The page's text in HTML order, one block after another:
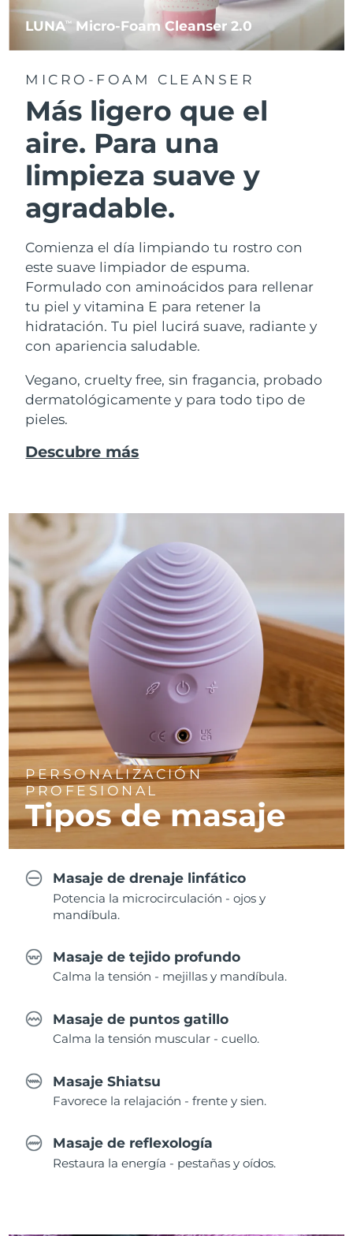
LUNATM Micro-Foam Cleanser 2.0
MICRO-FOAM CLEANSER
Más ligero que el
aire. Para una
limpieza suave y
agradable.
Comienza el día limpiando tu rostro con
este suave limpiador de espuma.
Formulado con aminoácidos para rellenar
tu piel y vitamina E para retener la
hidratación. Tu piel lucirá suave, radiante y
con apariencia saludable.
Vegano, cruelty free, sin fragancia, probado
dermatológicamente y para todo tipo de
pieles.
Descubre más
PERSONALIZACIÓN
PROFESIONAL
Tipos de masaje
Masaje de drenaje linfático
Potencia la microcirculación - ojos y
mandíbula.
Masaje de tejido profundo
Calma la tensión - mejillas y mandíbula.
Masaje de puntos gatillo
Calma la tensión muscular - cuello.
Masaje Shiatsu
Favorece la relajación - frente y sien.
Masaje de reflexología
Restaura la energía - pestañas y oídos.